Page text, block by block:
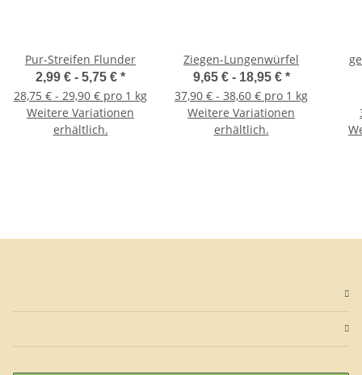
Pur-Streifen Flunder
2,99 € - 5,75 € *
28,75 € - 29,90 € pro 1 kg
Weitere Variationen
erhältlich.
Ziegen-Lungenwürfel
9,65 € - 18,95 € *
37,90 € - 38,60 € pro 1 kg
Weitere Variationen
erhältlich.